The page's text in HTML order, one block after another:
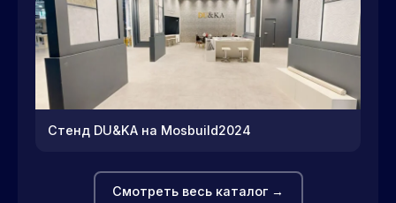
Стенд DU&KA на Mosbuild2024
Смотреть весь каталог →